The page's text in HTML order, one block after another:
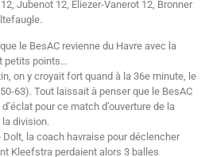
Jubenot 12, Eliezer-Vanerot 12, Bronner
le BesAC revienne du Havre avec la
petits points…
on y croyait fort quand à la 36e minute, le
63). Tout laissait à penser que le BesAC
pour ce match d’ouverture de la
la division.
la coach havraise pour déclencher
Kleefstra perdaient alors 3 balles